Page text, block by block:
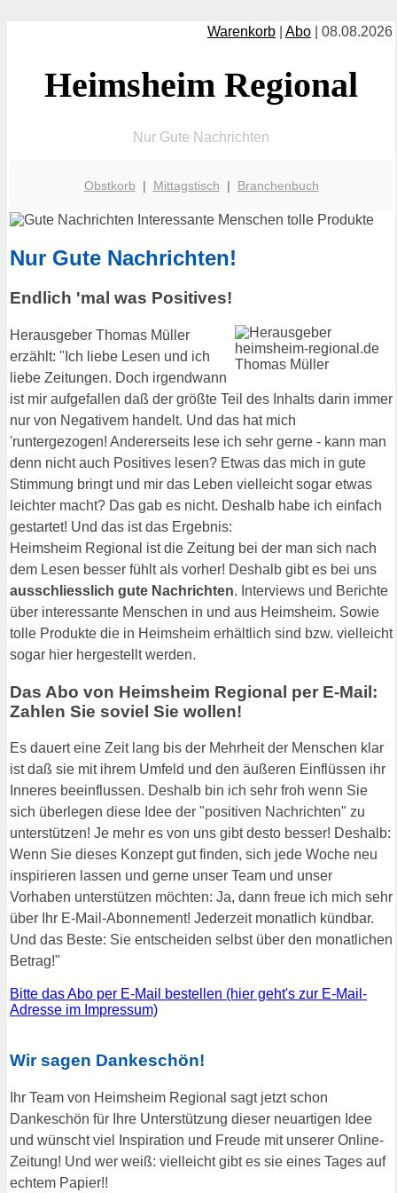
Warenkorb Abo | 08.08.2026
Heimsheim Regional
Nur Gute Nachrichten
Obstkorb | Mittagstisch | Branchenbuch
Nur Gute Nachrichten!
Endlich 'mal was Positives!
Herausgeber Thomas Müller
erzählt: "Ich liebe Lesen und ich
liebe Zeitungen. Doch irgendwann
ist mir aufgefallen daß der größte Teil des Inhalts darin immer
nur von Negativem handelt. Und das hat mich
'runtergezogen! Andererseits lese ich sehr gerne - kann man
denn nicht auch Positives lesen? Etwas das mich in gute
Stimmung bringt und mir das Leben vielleicht sogar etwas
leichter macht? Das gab es nicht. Deshalb habe ich einfach
gestartet! Und das ist das Ergebnis:
Heimsheim Regional ist die Zeitung bei der man sich nach
dem Lesen besser fühlt als vorher! Deshalb gibt es bei uns
ausschliesslich gute Nachrichten. Interviews und Berichte
über interessante Menschen in und aus Heimsheim. Sowie
tolle Produkte die in Heimsheim erhältlich sind bzw. vielleicht
sogar hier hergestellt werden.
Das Abo von Heimsheim Regional per E-Mail:
Zahlen Sie soviel Sie wollen!
Es dauert eine Zeit lang bis der Mehrheit der Menschen klar
ist daß sie mit ihrem Umfeld und den äußeren Einflüssen ihr
Inneres beeinflussen. Deshalb bin ich sehr froh wenn Sie
sich überlegen diese Idee der "positiven Nachrichten" zu
unterstützen! Je mehr es von uns gibt desto besser! Deshalb:
Wenn Sie dieses Konzept gut finden, sich jede Woche neu
inspirieren lassen und gerne unser Team und unser
Vorhaben unterstützen möchten: Ja, dann freue ich mich sehr
über Ihr E-Mail-Abonnement! Jederzeit monatlich kündbar.
Und das Beste: Sie entscheiden selbst über den monatlichen
Betrag!"
Bitte das Abo per E-Mail bestellen (hier geht's zur E-Mail-
Adresse im Impressum)
Wir sagen Dankeschön!
Ihr Team von Heimsheim Regional sagt jetzt schon
Dankeschön für Ihre Unterstützung dieser neuartigen Idee
und wünscht viel Inspiration und Freude mit unserer Online-
Zeitung! Und wer weiß: vielleicht gibt es sie eines Tages auf
echtem Papier!!